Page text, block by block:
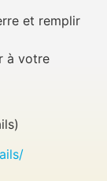
et remplir
à votre